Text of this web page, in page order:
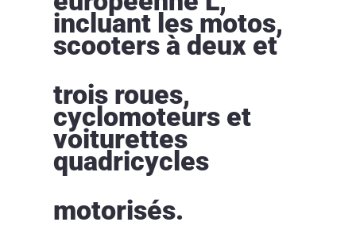
incluant les motos,
scooters à deux et
trois roues,
cyclomoteurs et
voiturettes
quadricycles
motorisés.